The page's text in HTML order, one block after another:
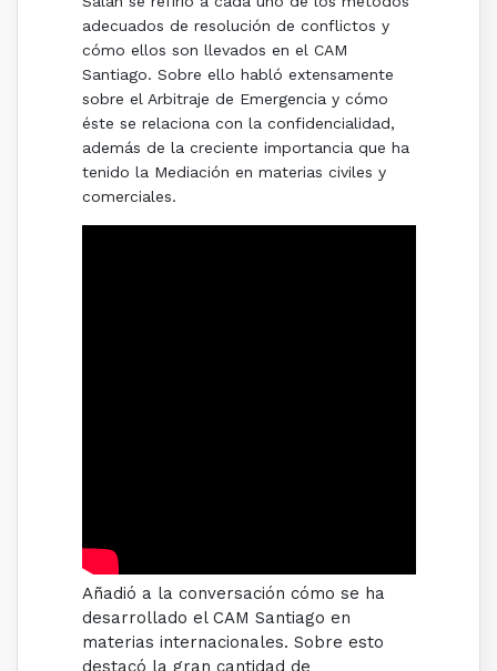
adecuados de resolución de conflictos y
cómo ellos son llevados en el CAM
Santiago. Sobre ello habló extensamente
sobre el Arbitraje de Emergencia y cómo
éste se relaciona con la confidencialidad,
además de la creciente importancia que ha
tenido la Mediación en materias civiles y
comerciales.
Añadió a la conversación cómo se ha
desarrollado el CAM Santiago en
materias internacionales. Sobre esto
destacó la gran cantidad de